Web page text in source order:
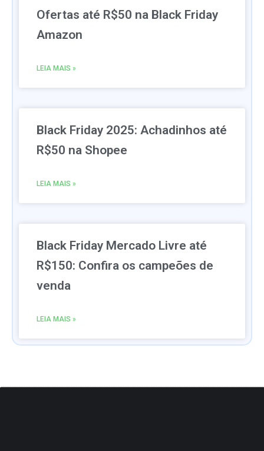
Ofertas até R$50 na Black Friday
Amazon
LEIA MAIS »
Black Friday 2025: Achadinhos até
R$50 na Shopee
LEIA MAIS »
Black Friday Mercado Livre até
R$150: Confira os campeões de
venda
LEIA MAIS »